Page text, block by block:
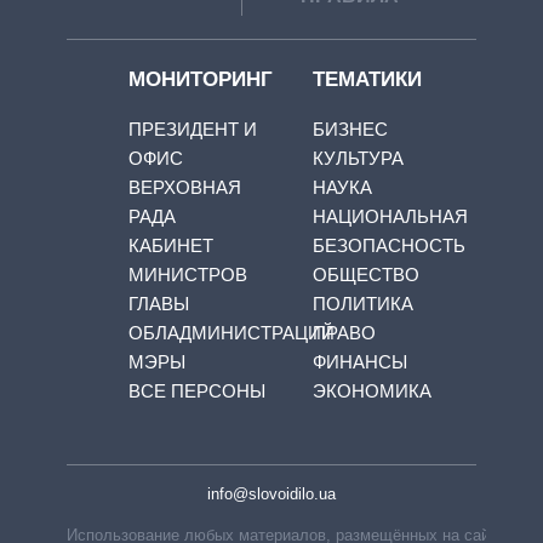
МОНИТОРИНГ
ПРЕЗИДЕНТ И
ОФИС
ВЕРХОВНАЯ
РАДА
КАБИНЕТ
МИНИСТРОВ
ГЛАВЫ
ОБЛАДМИНИСТРАЦИЙ
МЭРЫ
ВСЕ ПЕРСОНЫ
ТЕМАТИКИ
БИЗНЕС
КУЛЬТУРА
НАУКА
НАЦИОНАЛЬНАЯ
БЕЗОПАСНОСТЬ
ОБЩЕСТВО
ПОЛИТИКА
ПРАВО
ФИНАНСЫ
ЭКОНОМИКА
info@slovoidilo.ua
Использование любых материалов, размещённых на сайте,